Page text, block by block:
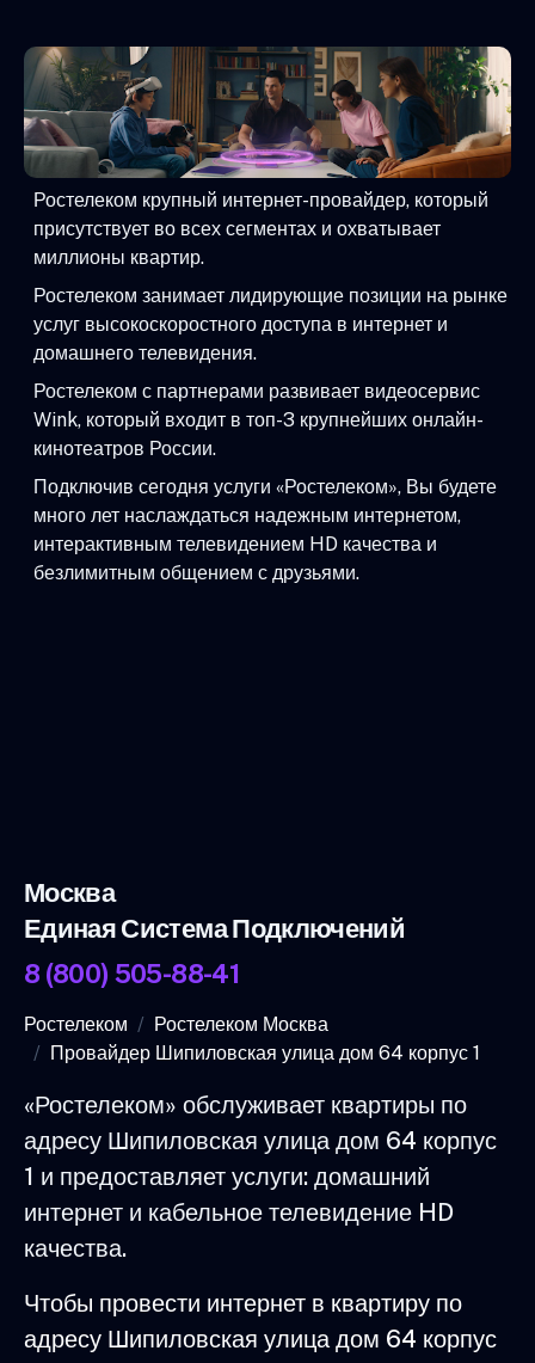
Ростелеком крупный интернет-провайдер, который
присутствует во всех сегментах и охватывает
миллионы квартир.
Ростелеком занимает лидирующие позиции на рынке
услуг высокоскоростного доступа в интернет и
домашнего телевидения.
Ростелеком с партнерами развивает видеосервис
Wink, который входит в топ-3 крупнейших онлайн-
кинотеатров России.
Подключив сегодня услуги «Ростелеком», Вы будете
много лет наслаждаться надежным интернетом,
интерактивным телевидением HD качества и
безлимитным общением с друзьями.
Москва
Единая Система Подключений
8 (800) 505-88-41
Ростелеком
Ростелеком Москва
Провайдер Шипиловская улица дом 64 корпус 1
«Ростелеком» обслуживает квартиры по
адресу Шипиловская улица дом 64 корпус
1 и предоставляет услуги: домашний
интернет и кабельное телевидение HD
качества.
Чтобы провести интернет в квартиру по
адресу Шипиловская улица дом 64 корпус